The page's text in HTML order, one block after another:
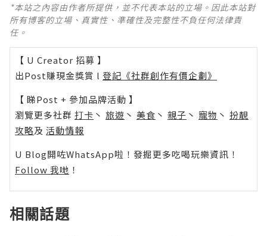
*本站之內容由作者所提供，並不代表本站的立場。因此本站對
所有博客的立場、真實性、準確性及完整性不負任何法律責
任。
【 U Creator 招募 】
出Post賺現金獎賞 l 登記《社群創作有價企劃》
【 睇Post + 參加品牌活動 】
瀏覽更多社群 打卡 丶 旅遊 丶 美食 丶 親子 丶 寵物 丶 扮靚
攻略及 活動情報
U Blog開咗WhatsApp啦！發掘更多吃喝玩樂資訊！
Follow 我哋 ！
相關話題